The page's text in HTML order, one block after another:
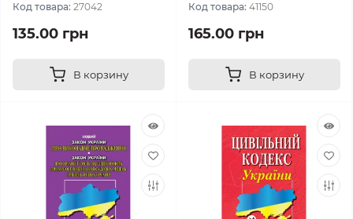
Код товара: 27042
135.00 грн
В корзину
Код товара: 41150
165.00 грн
В корзину